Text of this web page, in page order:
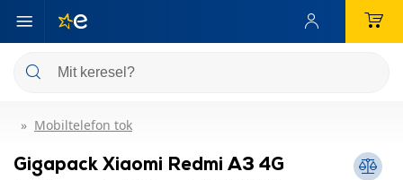
Mobiltelefon tok
Gigapack Xiaomi Redmi A3 4G